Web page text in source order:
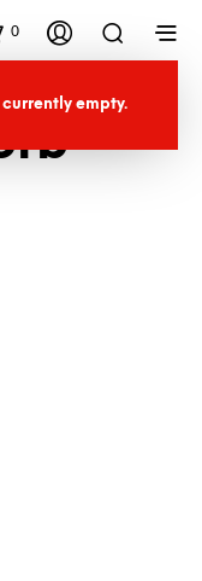
0
currently empty.